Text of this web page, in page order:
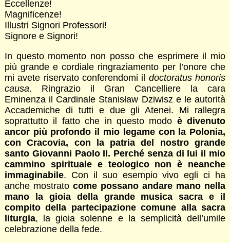
Eccellenze!
Magnificenze!
Illustri Signori Professori!
Signore e Signori!
In questo momento non posso che esprimere il mio
più grande e cordiale ringraziamento per l’onore che
mi avete riservato conferendomi il doctoratus honoris
causa. Ringrazio il Gran Cancelliere la cara
Eminenza il Cardinale Stanisław Dziwisz e le autorità
Accademiche di tutti e due gli Atenei. Mi rallegra
soprattutto il fatto che in questo modo è divenuto
ancor più profondo il mio legame con la Polonia,
con Cracovia, con la patria del nostro grande
santo Giovanni Paolo II. Perché senza di lui il mio
cammino spirituale e teologico non è neanche
immaginabile. Con il suo esempio vivo egli ci ha
anche mostrato come possano andare mano nella
mano la gioia della grande musica sacra e il
compito della partecipazione comune alla sacra
liturgia, la gioia solenne e la semplicità dell’umile
celebrazione della fede.